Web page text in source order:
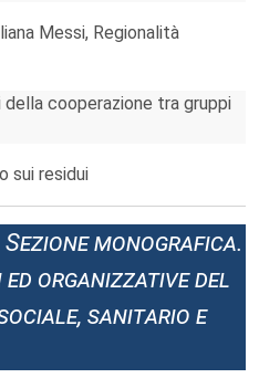
Messi, Regionalità
cooperazione tra gruppi
sui residui
Sezione monografica.
organizzative del
sanitario e